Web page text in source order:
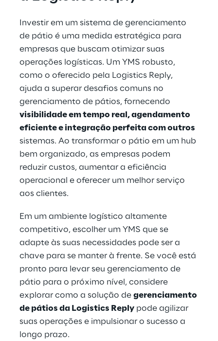
Investir em um sistema de gerenciamento
de pátio é uma medida estratégica para
empresas que buscam otimizar suas
operações logísticas. Um YMS robusto,
como o oferecido pela Logistics Reply,
ajuda a superar desafios comuns no
gerenciamento de pátios, fornecendo
visibilidade em tempo real, agendamento
eficiente e integração perfeita com outros
sistemas. Ao transformar o pátio em um hub
bem organizado, as empresas podem
reduzir custos, aumentar a eficiência
operacional e oferecer um melhor serviço
aos clientes.
Em um ambiente logístico altamente
competitivo, escolher um YMS que se
adapte às suas necessidades pode ser a
chave para se manter à frente. Se você está
pronto para levar seu gerenciamento de
pátio para o próximo nível, considere
explorar como a solução de gerenciamento
de pátios da Logistics Reply pode agilizar
suas operações e impulsionar o sucesso a
longo prazo.